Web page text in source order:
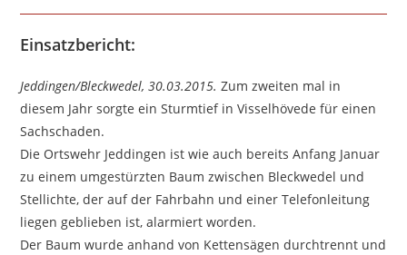
Einsatzbericht:
Jeddingen/Bleckwedel, 30.03.2015.Zum zweiten mal in
diesem Jahr sorgte ein Sturmtief in Visselhövede für einen
Sachschaden.
Die Ortswehr Jeddingen ist wie auch bereits Anfang Januar
zu einem umgestürzten Baum zwischen Bleckwedel und
Stellichte, der auf der Fahrbahn und einer Telefonleitung
liegen geblieben ist, alarmiert worden.
Der Baum wurde anhand von Kettensägen durchtrennt und